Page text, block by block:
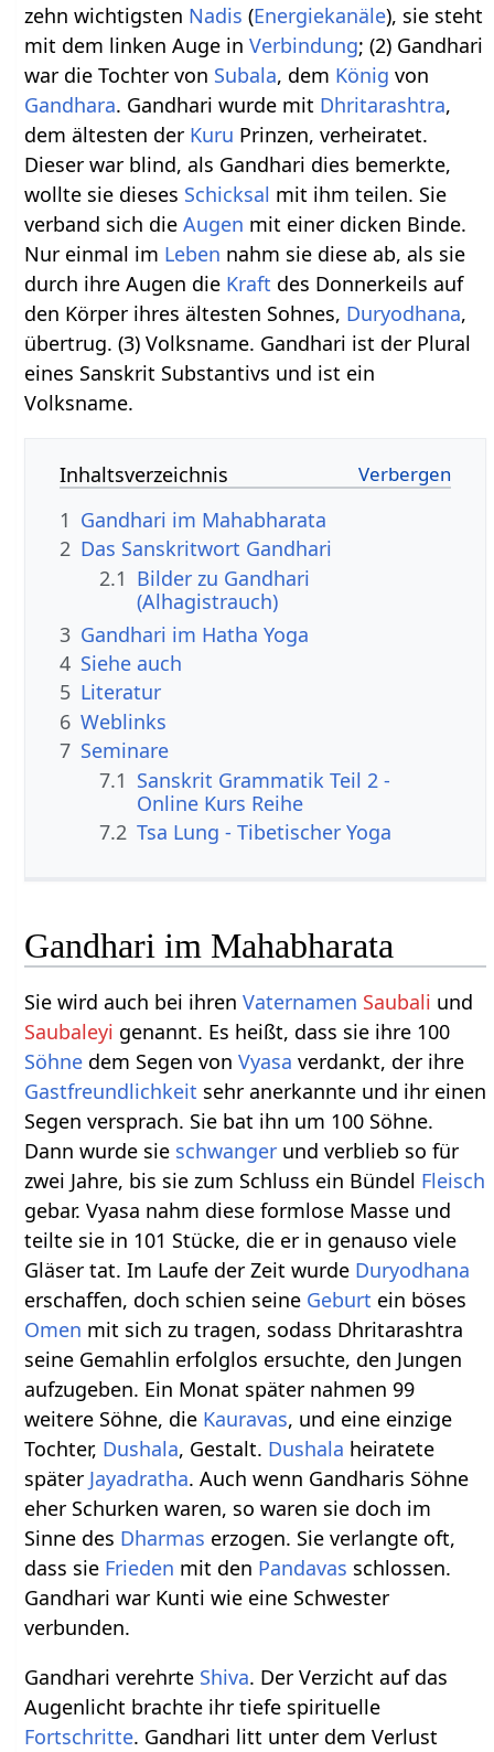
zehn wichtigsten Nadis (Energiekanäle), sie steht
mit dem linken Auge inVerbindung; (2) Gandhari
war die Tochter von Subala, dem König von
Gandhara. Gandhari wurde mit Dhritarashtra,
dem ältesten der Kuru Prinzen, verheiratet.
Dieser war blind, als Gandhari dies bemerkte,
wollte sie dieses Schicksal mit ihm teilen. Sie
verband sich dieAugen mit einer dicken Binde.
Nur einmal im Leben nahm sie diese ab, als sie
durch ihre Augen die Kraft des Donnerkeils auf
den Körper ihres ältesten Sohnes, Duryodhana,
übertrug. (3) Volksname. Gandhari ist der Plural
eines Sanskrit Substantivs und ist ein
Volksname.
Inhaltsverzeichnis
1 Gandhari im Mahabharata
2 Das Sanskritwort Gandhari
2.1 Bilder zu Gandhari
(Alhagistrauch)
3 Gandhari im Hatha Yoga
4 Siehe auch
5 Literatur
6 Weblinks
7 Seminare
7.1 Sanskrit Grammatik Teil 2 -
Online Kurs Reihe
7.2 Tsa Lung - Tibetischer Yoga
Gandhari im Mahabharata
Sie wird auch bei ihrenVaternamen Saubali und
Saubaleyi genannt. Es heißt, dass sie ihre 100
Söhne dem Segen vonVyasa verdankt, der ihre
Gastfreundlichkeit sehr anerkannte und ihr einen
Segen versprach. Sie bat ihn um 100 Söhne.
Dann wurde sie schwanger und verblieb so für
zwei Jahre, bis sie zum Schluss ein Bündel Fleisch
gebar. Vyasa nahm diese formlose Masse und
teilte sie in 101 Stücke, die er in genauso viele
Gläser tat. Im Laufe der Zeit wurde Duryodhana
erschaffen, doch schien seine Geburt ein böses
Omen mit sich zu tragen, sodass Dhritarashtra
seine Gemahlin erfolglos ersuchte, den Jungen
aufzugeben. Ein Monat später nahmen 99
weitere Söhne, die Kauravas, und eine einzige
Tochter, Dushala, Gestalt. Dushala heiratete
später Jayadratha. Auch wenn Gandharis Söhne
eher Schurken waren, so waren sie doch im
Sinne des Dharmas erzogen. Sie verlangte oft,
dass sie Frieden mit den Pandavas schlossen.
Gandhari war Kunti wie eine Schwester
verbunden.
Gandhari verehrte Shiva. Der Verzicht auf das
Augenlicht brachte ihr tiefe spirituelle
Fortschritte. Gandhari litt unter dem Verlust